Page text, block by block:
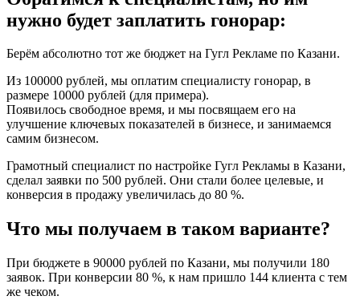
нужно будет заплатить гонорар:
Берём абсолютно тот же бюджет на Гугл Рекламе по Казани.
Из 100000 рублей, мы оплатим специалисту гонорар, в
размере 10000 рублей (для примера).
Появилось свободное время, и мы посвящаем его на
улучшение ключевых показателей в бизнесе, и занимаемся
самим бизнесом.
Грамотный специалист по настройке Гугл Рекламы в Казани,
сделал заявки по 500 рублей. Они стали более целевые, и
конверсия в продажу увеличилась до 80 %.
Что мы получаем в таком варианте?
При бюджете в 90000 рублей по Казани, мы получили 180
заявок. При конверсии 80 %, к нам пришло 144 клиента с тем
же чеком.